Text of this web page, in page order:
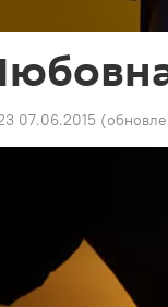
07.06.2015